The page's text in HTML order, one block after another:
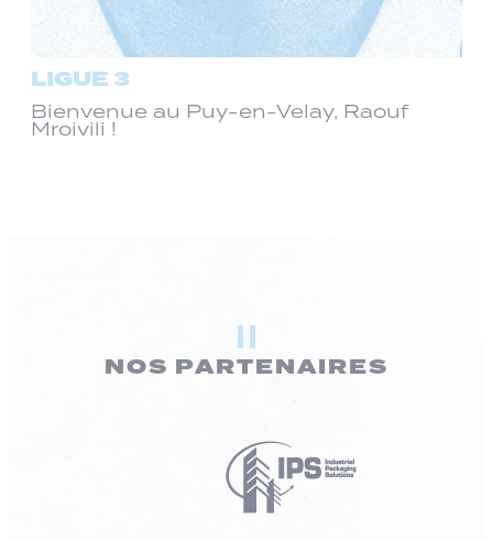
LIGUE 3
Bienvenue au Puy-en-Velay, Raouf
Mroivili !
NOS PARTENAIRES